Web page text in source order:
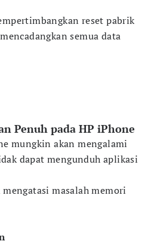
reset pabrik
semua data
Penuh pada HP iPhone
mungkin akan mengalami
dapat mengunduh aplikasi
masalah memori